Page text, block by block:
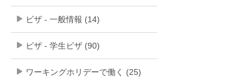
ビザ - 一般情報 (14)
ビザ - 学生ビザ (90)
ワーキングホリデーで働く (25)